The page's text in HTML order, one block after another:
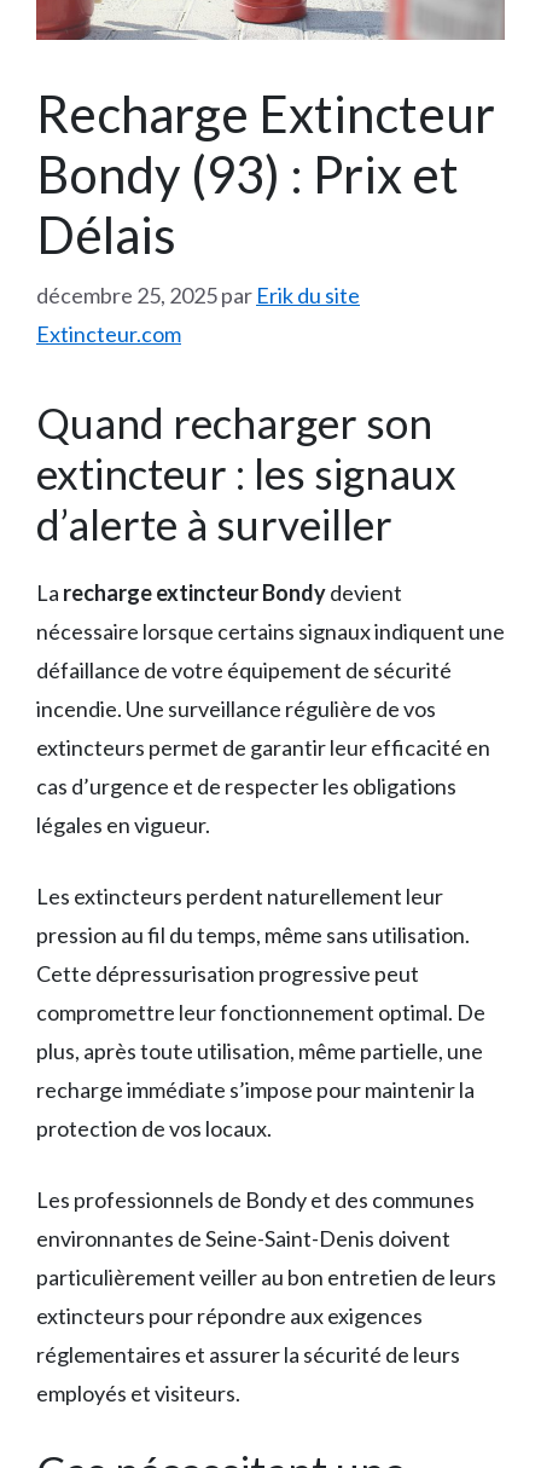
Recharge Extincteur
Bondy (93) : Prix et
Délais
décembre 25, 2025par Erik du site
Extincteur.com
Quand recharger son
extincteur : les signaux
d’alerte à surveiller
La recharge extincteur Bondydevient
nécessaire lorsque certains signaux indiquent une
défaillance de votre équipement de sécurité
incendie. Une surveillance régulière de vos
extincteurs permet de garantir leur efficacité en
cas d’urgence et de respecter les obligations
légales en vigueur.
Les extincteurs perdent naturellement leur
pression au fil du temps, même sans utilisation.
Cette dépressurisation progressive peut
compromettre leur fonctionnement optimal. De
plus, après toute utilisation, même partielle, une
recharge immédiate s’impose pour maintenir la
protection de vos locaux.
Les professionnels de Bondy et des communes
environnantes de Seine-Saint-Denis doivent
particulièrement veiller au bon entretien de leurs
extincteurs pour répondre aux exigences
réglementaires et assurer la sécurité de leurs
employés et visiteurs.